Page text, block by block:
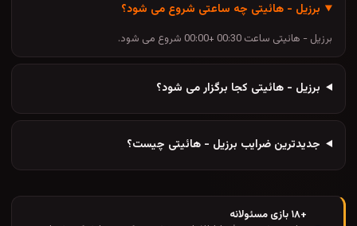
برزیل - هائیتی چه ساعتی شروع می شود؟
برزیل - هائیتی ساعت 00:30 +00:00 شروع می شود.
برزیل - هائیتی کجا برگزار می شود؟
جدیدترین ضرایب برزیل - هائیتی چیست؟
+۱۸ بازی مسئولانه